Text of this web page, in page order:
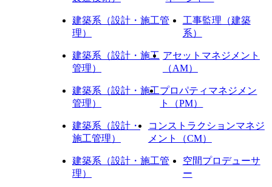
建築系（設計・施工管
理）
工事監理（建築
系）
建築系（設計・施工
管理）
アセットマネジメント
（AM）
建築系（設計・施工
管理）
プロパティマネジメン
ト（PM）
建築系（設計・
施工管理）
コンストラクションマネジ
メント（CM）
建築系（設計・施工管
理）
空間プロデューサ
ー